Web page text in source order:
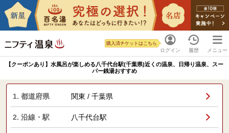
ログイン
購入済チケットはこちら
履歴 メニュー
【クーポンあり】水風呂が楽しめる八千代台駅(千葉県)近くの温泉、日帰り温泉、スー
パー銭湯おすすめ
1. 都道府県 関東 / 千葉県
2. 沿線・駅 八千代台駅